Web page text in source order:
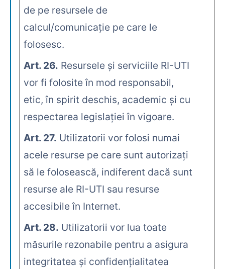
de pe resursele de
calcul/comunicaţie pe care le
folosesc.
Art. 26. Resursele şi serviciile RI-UTI
vor fi folosite în mod responsabil,
etic, în spirit deschis, academic şi cu
respectarea legislaţiei în vigoare.
Art. 27. Utilizatorii vor folosi numai
acele resurse pe care sunt autorizaţi
să le folosească, indiferent dacă sunt
resurse ale RI-UTI sau resurse
accesibile în Internet.
Art. 28. Utilizatorii vor lua toate
măsurile rezonabile pentru a asigura
integritatea şi confidenţialitatea